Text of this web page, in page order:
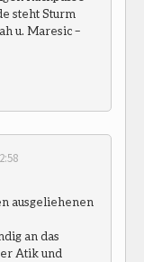
steht Sturm
u. Maresic –
ausgeliehenen
an das
Atik und